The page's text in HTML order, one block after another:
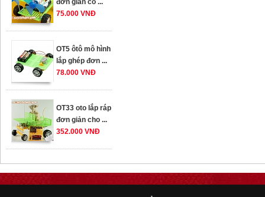
OT5 ôtô mô hình
78.000 VNĐ
OT33 oto lắp ráp
352.000 VNĐ
ráp nhấc chân di
...